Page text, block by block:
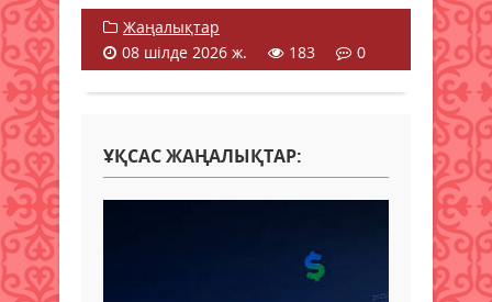
Жаңалықтар
08 шілде 2026 ж.
183 0
ҰҚСАС ЖАҢАЛЫҚТАР: